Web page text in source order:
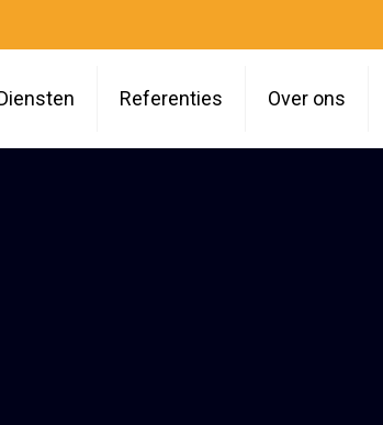
Referenties Over ons